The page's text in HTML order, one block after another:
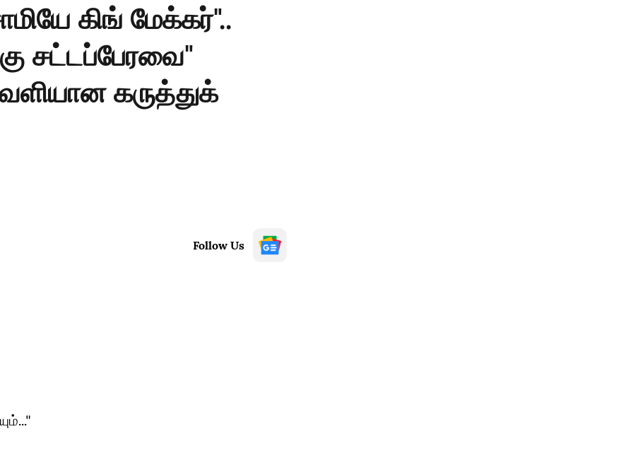
கிங் மேக்கர்"..
சட்டப்பேரவை"
கருத்துக்
Follow Us